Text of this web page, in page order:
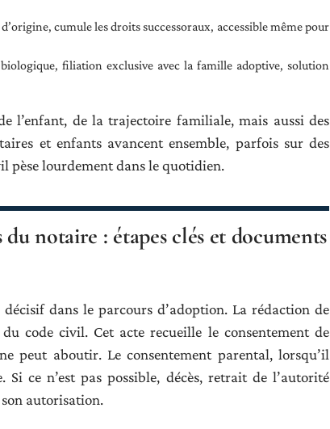
cumule les droits successoraux, accessible même pour
filiation exclusive avec la famille adoptive, solution
l’enfant, de la trajectoire familiale, mais aussi des
et enfants avancent ensemble, parfois sur des
pèse lourdement dans le quotidien.
notaire : étapes clés et documents
dans le parcours d’adoption. La rédaction de
code civil. Cet acte recueille le consentement de
peut aboutir. Le consentement parental, lorsqu’il
ce n’est pas possible, décès, retrait de l’autorité
autorisation.